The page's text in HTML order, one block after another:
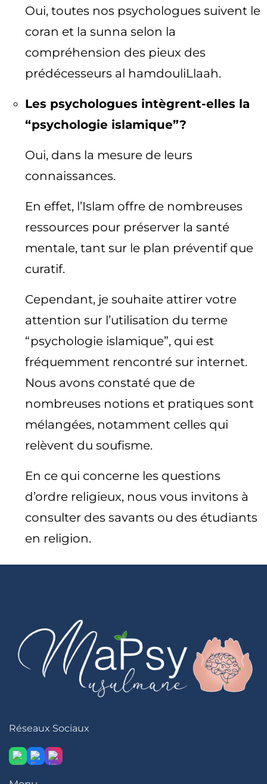
Oui, toutes nos psychologues suivent le
coran et la sunna selon la
compréhension des pieux des
prédécesseurs al hamdouliLlaah.
Les psychologues intègrent-elles la
“psychologie islamique”?
Oui, dans la mesure de leurs
connaissances.
En effet, l’Islam offre de nombreuses
ressources pour préserver la santé
mentale, tant sur le plan préventif que
curatif.
Cependant, je souhaite attirer votre
attention sur l’utilisation du terme
“psychologie islamique”, qui est
fréquemment rencontré sur internet.
Nous avons constaté que de
nombreuses notions et pratiques sont
mélangées, notamment celles qui
relèvent du soufisme.
En ce qui concerne les questions
d’ordre religieux, nous vous invitons à
consulter des savants ou des étudiants
en religion.
Réseaux Sociaux